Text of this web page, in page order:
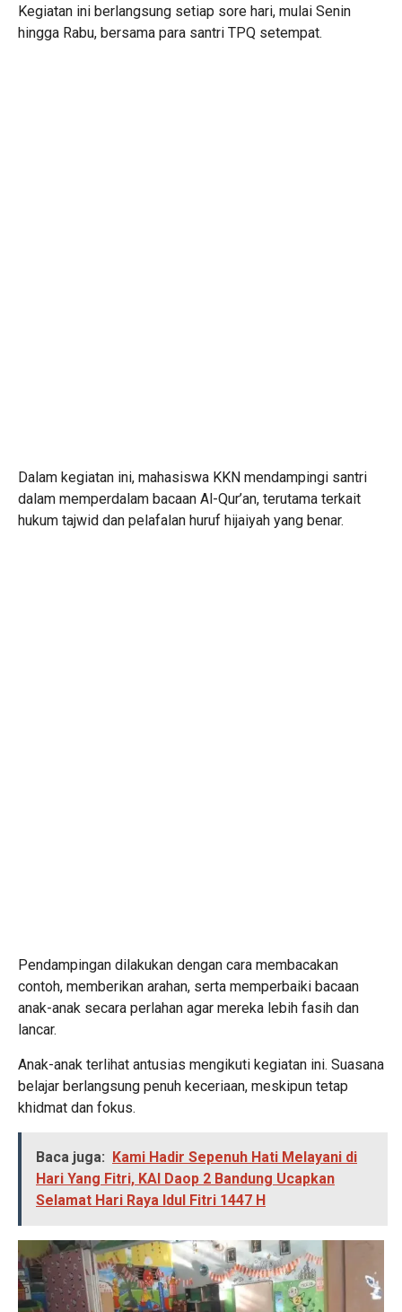
Kegiatan ini berlangsung setiap sore hari, mulai Senin
hingga Rabu, bersama para santri TPQ setempat.
Dalam kegiatan ini, mahasiswa KKN mendampingi santri
dalam memperdalam bacaan Al-Qur’an, terutama terkait
hukum tajwid dan pelafalan huruf hijaiyah yang benar.
Pendampingan dilakukan dengan cara membacakan
contoh, memberikan arahan, serta memperbaiki bacaan
anak-anak secara perlahan agar mereka lebih fasih dan
lancar.
Anak-anak terlihat antusias mengikuti kegiatan ini. Suasana
belajar berlangsung penuh keceriaan, meskipun tetap
khidmat dan fokus.
Baca juga: Kami Hadir Sepenuh Hati Melayani di
Hari Yang Fitri, KAI Daop 2 Bandung Ucapkan
Selamat Hari Raya Idul Fitri 1447 H